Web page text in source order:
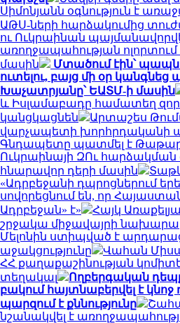
Սիմոնյանն օգնություն է
ԱԹՍ-ների հարձակումից
ու Ուկրաինան
առողջապահության
մասին
Մտածում էին՝ պապն
ուտելու, բայց մի օր
Խաչատրյանը՝ ԵԱՏՄ-ի մասին
և Իսլամաբադը համատեղ
կանցկացնեն
Արտաշես
վարչապետի խորհրդականի
Գնդապետը պատմել է
Ուկրաինայի ԶՈւ
հնարավոր դերի մասին
«Ադրբեջանի դպրոցներում
սովորեցնում են, որ
Ադրբեջան» է»
Հայկ
շրջակա միջավայրի
Մելոնին ստիպված է
աջակցությունը
Վահան
ՀՀ քաղաքաշինության
տեղակալ
Ողբերգական
բակում հայտնաբերվել է կնոջ
պարզում է քննությունը
նշանակվել է